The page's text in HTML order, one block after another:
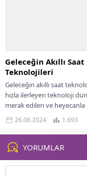
Geleceğin Akıllı Saat
Teknolojileri
Geleceğin akıllı saat
hızla ilerleyen teknoloji
merak edilen ve heyecanla
beklenen yeniliklerin
gelmektedir. Akıllı saatler,
başlangıçta sadece...
26.06.2024 1.693
YORUMLAR